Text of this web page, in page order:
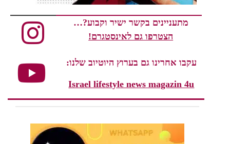
מתעניינים בקשר ישיר וקבוע?…
הצטרפו גם לאינסטגרם!
עקבו אחרינו גם בערוץ היוטיוב שלנו:
Israel lifestyle news magazin 4u